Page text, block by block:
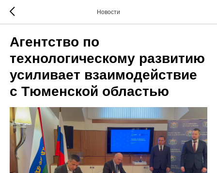
Новости
Агентство по
технологическому развитию
усиливает взаимодействие
с Тюменской областью